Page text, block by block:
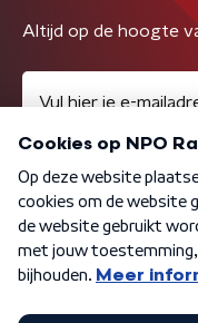
Altijd op de hoogte
Algemene